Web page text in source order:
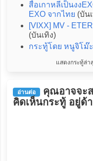
สื่อเกาหลีเป็นงง
EXO จากไทย (บัน
[VIXX] MV -
(บันเทิง)
กระทู้โดย หนูจิโม๊
แสดงกระทู้ล่
อ่านต่อ
คุณอาจจะส
คิดเห็นกระทู้ อยู่ด้